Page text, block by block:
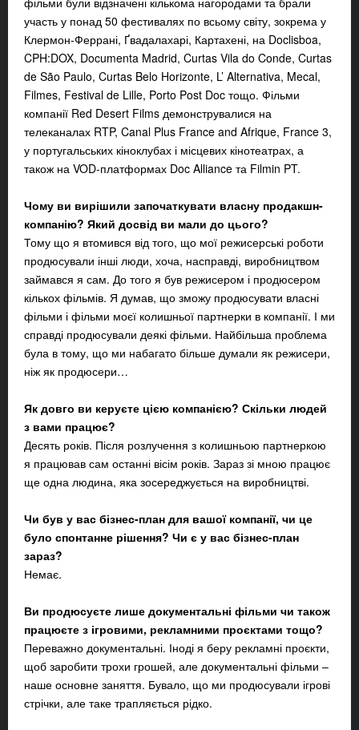
участь у понад 50 фестивалях по всьому світу, зокрема у
Клермон-Феррані, Ґвадалахарі, Картахені, на Doclisboa,
CPH:DOX, Documenta Madrid, Curtas Vila do Conde, Curtas
de São Paulo, Curtas Belo Horizonte, L’ Alternativa, Mecal,
Filmes, Festival de Lille, Porto Post Doc тощо. Фільми
компанії Red Desert Films демонструвалися на
телеканалах RTP, Canal Plus France and Afrique, France 3,
у португальських кіноклубах і місцевих кінотеатрах, а
також на VOD-платформах Doc Alliance та Filmin PT.
Чому ви вирішили започаткувати власну продакшн-
компанію? Який досвід ви мали до цього?
Тому що я втомився від того, що мої режисерські роботи
продюсували інші люди, хоча, насправді, виробництвом
займався я сам. До того я був режисером і продюсером
кількох фільмів. Я думав, що зможу продюсувати власні
фільми і фільми моєї колишньої партнерки в компанії. І ми
справді продюсували деякі фільми. Найбільша проблема
була в тому, що ми набагато більше думали як режисери,
ніж як продюсери…
Як довго ви керуєте цією компанією? Скільки людей
з вами працює?
Десять років. Після розлучення з колишньою партнеркою
я працював сам останні вісім років. Зараз зі мною працює
ще одна людина, яка зосереджується на виробництві.
Чи був у вас бізнес-план для вашої компанії, чи це
було спонтанне рішення? Чи є у вас бізнес-план
зараз?
Немає.
Ви продюсуєте лише документальні фільми чи також
працюєте з ігровими, рекламними проєктами тощо?
Переважно документальні. Іноді я беру рекламні проєкти,
щоб заробити трохи грошей, але документальні фільми –
наше основне заняття. Бувало, що ми продюсували ігрові
стрічки, але таке трапляється рідко.